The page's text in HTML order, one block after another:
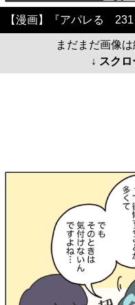
【漫画】『アパレる
まだまだ画像
↓ スク